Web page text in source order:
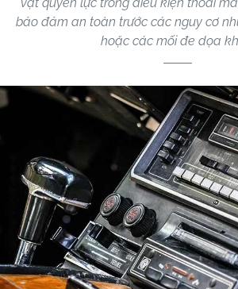
bảo đảm an toàn trước các nguy cơ
hoặc các mối đe dọa